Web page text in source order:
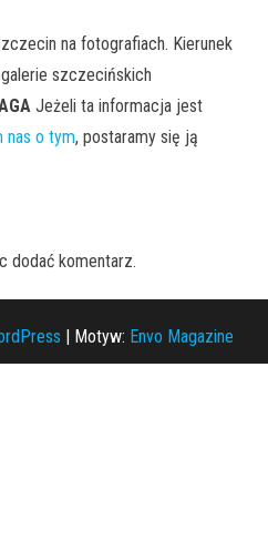
na fotografiach. Kierunek
szczecińskich
Jeżeli ta informacja jest
nas o tym, postaramy się ją
dodać komentarz.
| Motyw: Envo Magazine